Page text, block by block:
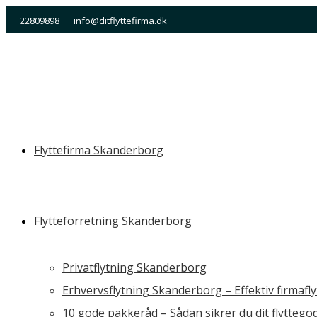
Skip
to
22809898 info@ditflyttefirma.dk
Flyttefirma Skanderborg
Flytteforretning Skanderborg
Privatflytning Skanderborg
Erhvervsflytning Skanderborg – Effektiv
10 gode pakkeråd – Sådan sikrer du dit